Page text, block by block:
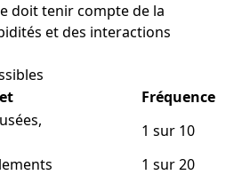
doit tenir compte de la
et des interactions
Fréquence
1 sur 10
1 sur 20